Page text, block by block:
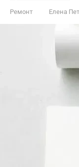
Ремонт Елена